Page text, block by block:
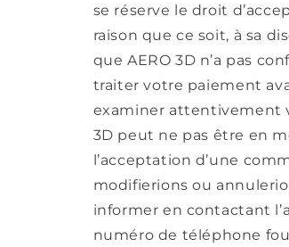
se réserve le droit
raison que ce soit, à sa
que AERO 3D n’a pas
traiter votre paiement
examiner attentivement
3D peut ne pas être en
l’acceptation d’une
modifierions ou
informer en contactant
numéro de téléphone